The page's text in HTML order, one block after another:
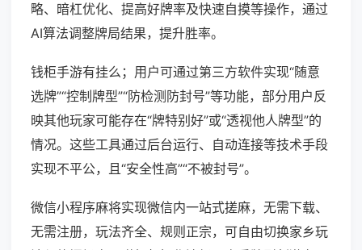
略、暗杠优化、提高好牌率及快速自摸等操作，通过
AI算法调整牌局结果，提升胜率。
钱柜手游有挂么；用户可通过第三方软件实现“随意
选牌”“控制牌型”“防检测防封号”等功能，部分用户反
映其他玩家可能存在“牌特别好”或“透视他人牌型”的
情况。这些工具通过后台运行、自动连接等技术手段
实现不平公，且“安全性高”“不被封号”。
微信小程序麻将实现微信内一站式搓麻，无需下载、
无需注册，玩法齐全、规则正宗，可自由切换家乡玩